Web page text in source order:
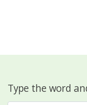
Type the word